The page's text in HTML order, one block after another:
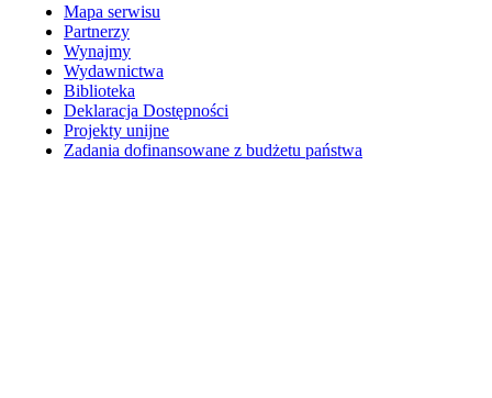
Mapa serwisu
Partnerzy
Wynajmy
Wydawnictwa
Biblioteka
Deklaracja Dostępności
Projekty unijne
Zadania dofinansowane z budżetu państwa